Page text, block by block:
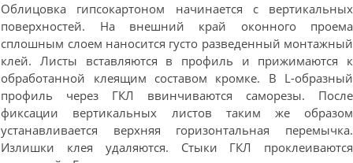
Облицовка гипсокартоном начинается с вертикальных
поверхностей. На внешний край оконного проема
сплошным слоем наносится густо разведенный монтажный
клей. Листы вставляются в профиль и прижимаются к
обработанной клеящим составом кромке. В L-образный
профиль через ГКЛ ввинчиваются саморезы. После
фиксации вертикальных листов таким же образом
устанавливается верхняя горизонтальная перемычка.
Излишки клея удаляются. Стыки ГКЛ проклеиваются